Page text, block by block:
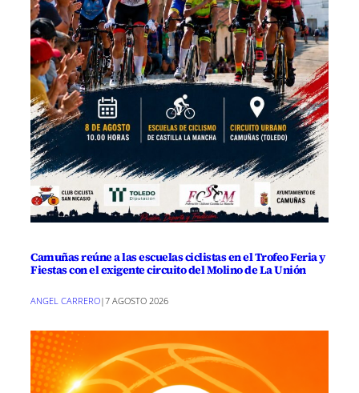
Camuñas reúne a las escuelas ciclistas en el Trofeo Feria y
Fiestas con el exigente circuito del Molino de La Unión
ANGEL CARRERO|7 AGOSTO 2026